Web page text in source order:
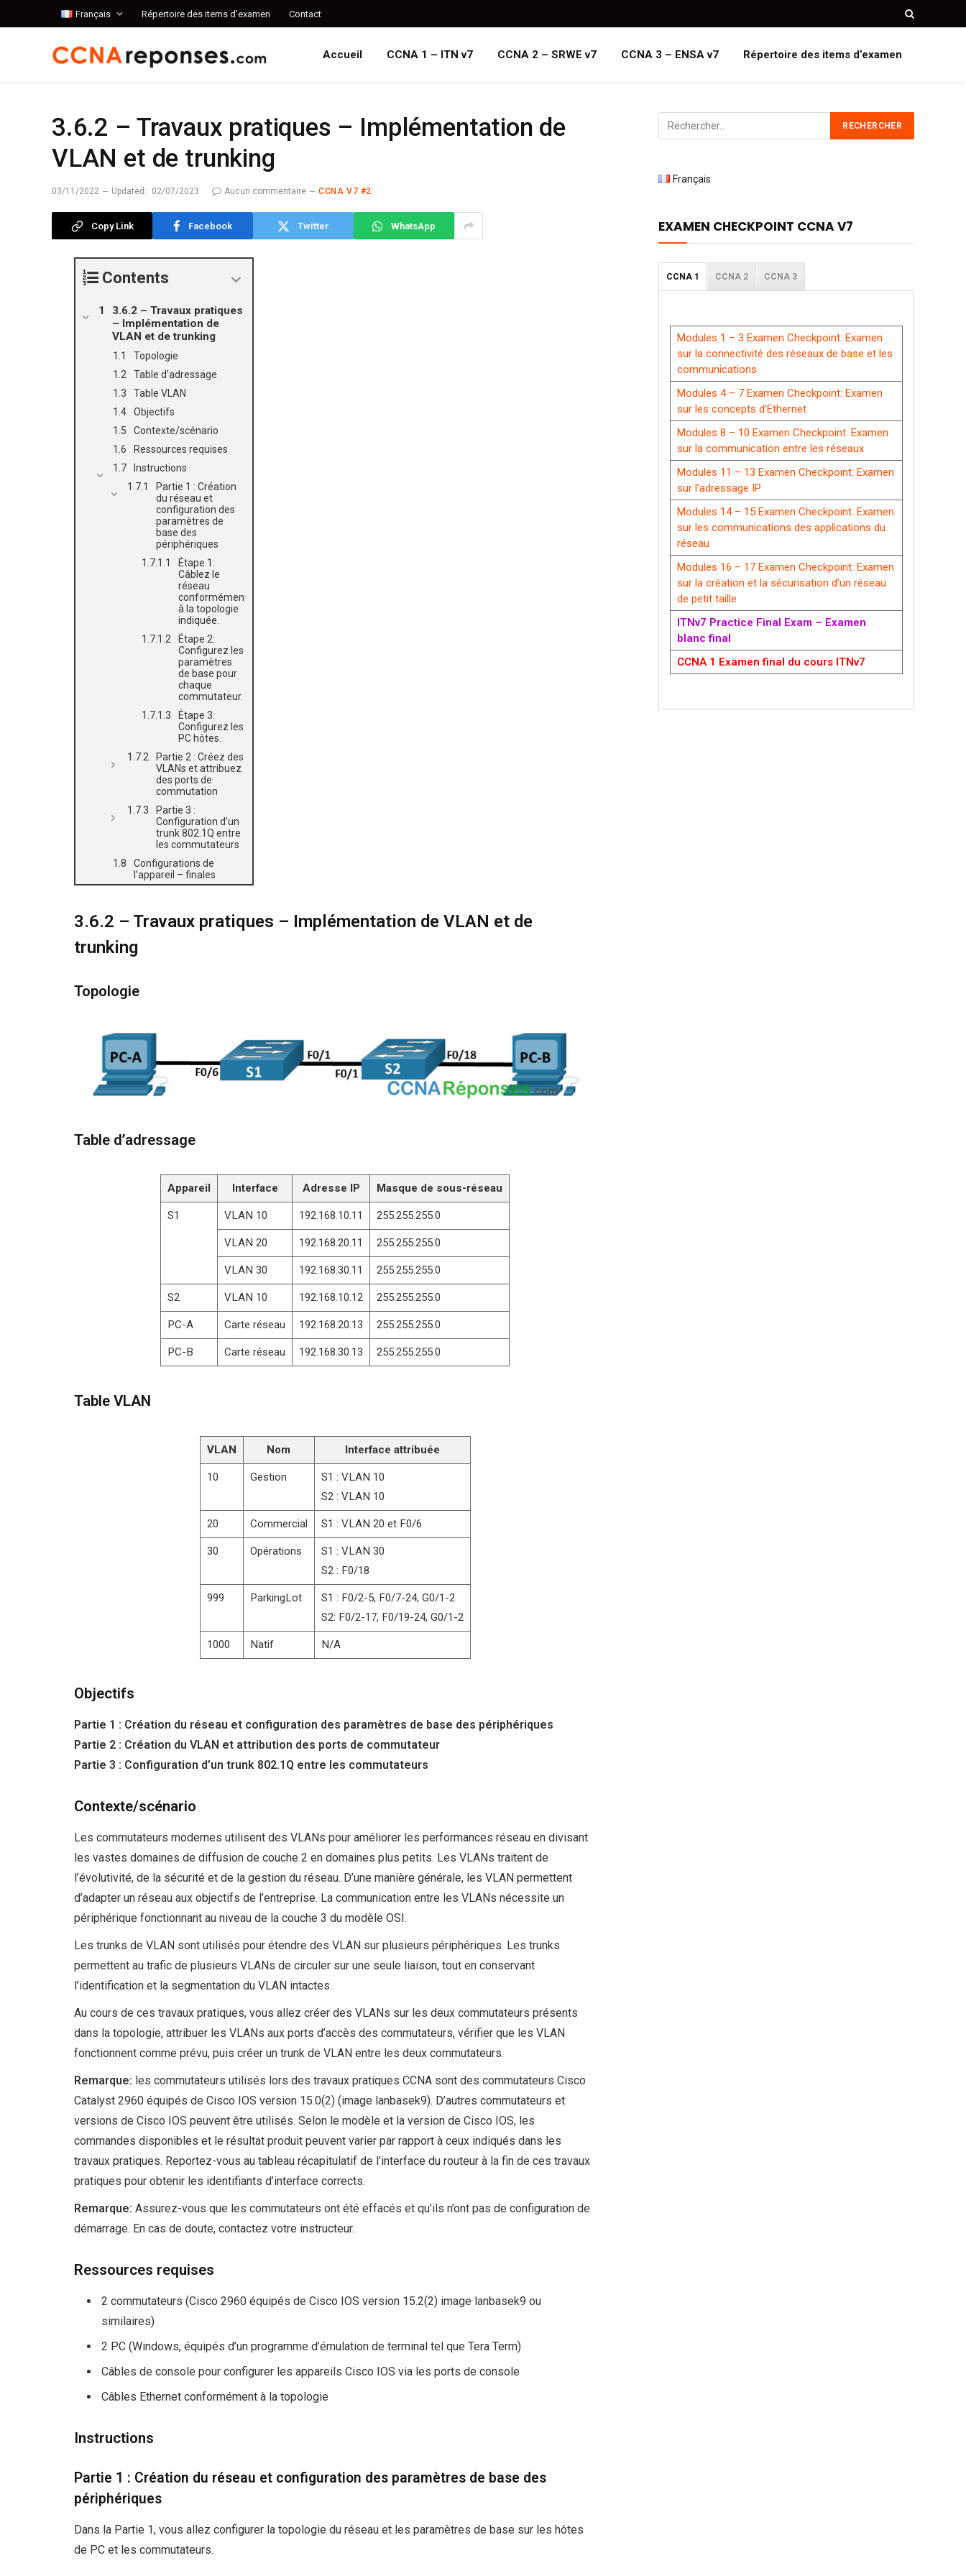
Français Répertoire des items d’examen Contact
Accueil CCNA 1 – ITN v7 CCNA 2 – SRWE v7 CCNA 3 – ENSA v7 Répertoire des items d’examen
3.6.2 – Travaux pratiques – Implémentation de
VLAN et de trunking
03/11/2022 Updated: 02/07/2023 Aucun commentaire CCNA V7 #2
Copy Link Facebook Twitter WhatsApp
Contents
3.6.2 – Travaux pratiques
– Implémentation de
VLAN et de trunking
Topologie
Table d’adressage
Table VLAN
Objectifs
Contexte/scénario
Ressources requises
Instructions
Partie 1 : Création
du réseau et
configuration des
paramètres de
base des
périphériques
Étape 1:
Câblez le
réseau
conformément
à la topologie
indiquée.
Étape 2:
Configurez les
paramètres
de base pour
chaque
commutateur.
Étape 3:
Configurez les
PC hôtes.
Partie 2 : Créez des
VLANs et attribuez
des ports de
commutation
Partie 3 :
Configuration d’un
trunk 802.1Q entre
les commutateurs
Configurations de
l’appareil – finales
3.6.2 – Travaux pratiques – Implémentation de VLAN et de
trunking
Topologie
Table d’adressage
Appareil Interface Adresse IP Masque de sous-réseau
S1 VLAN 10 192.168.10.11 255.255.255.0
VLAN 20 192.168.20.11 255.255.255.0
VLAN 30 192.168.30.11 255.255.255.0
S2 VLAN 10 192.168.10.12 255.255.255.0
PC-A Carte réseau 192.168.20.13 255.255.255.0
PC-B Carte réseau 192.168.30.13 255.255.255.0
Table VLAN
VLAN Nom Interface attribuée
10 Gestion
S1 : VLAN 10
S2 : VLAN 10
20 Commercial S1 : VLAN 20 et F0/6
30 Opérations
S1 : VLAN 30
S2 : F0/18
999 ParkingLot
S1 : F0/2-5, F0/7-24, G0/1-2
S2: F0/2-17, F0/19-24, G0/1-2
1000 Natif N/A
Objectifs
Partie 1 : Création du réseau et configuration des paramètres de base des périphériques
Partie 2 : Création du VLAN et attribution des ports de commutateur
Partie 3 : Configuration d’un trunk 802.1Q entre les commutateurs
Contexte/scénario
Les commutateurs modernes utilisent des VLANs pour améliorer les performances réseau en divisant
les vastes domaines de diffusion de couche 2 en domaines plus petits. Les VLANs traitent de
l’évolutivité, de la sécurité et de la gestion du réseau. D’une manière générale, les VLAN permettent
d’adapter un réseau aux objectifs de l’entreprise. La communication entre les VLANs nécessite un
périphérique fonctionnant au niveau de la couche 3 du modèle OSI.
Les trunks de VLAN sont utilisés pour étendre des VLAN sur plusieurs périphériques. Les trunks
permettent au trafic de plusieurs VLANs de circuler sur une seule liaison, tout en conservant
l’identification et la segmentation du VLAN intactes.
Au cours de ces travaux pratiques, vous allez créer des VLANs sur les deux commutateurs présents
dans la topologie, attribuer les VLANs aux ports d’accès des commutateurs, vérifier que les VLAN
fonctionnent comme prévu, puis créer un trunk de VLAN entre les deux commutateurs.
Remarque: les commutateurs utilisés lors des travaux pratiques CCNA sont des commutateurs Cisco
Catalyst 2960 équipés de Cisco IOS version 15.0(2) (image lanbasek9). D’autres commutateurs et
versions de Cisco IOS peuvent être utilisés. Selon le modèle et la version de Cisco IOS, les
commandes disponibles et le résultat produit peuvent varier par rapport à ceux indiqués dans les
travaux pratiques. Reportez-vous au tableau récapitulatif de l’interface du routeur à la fin de ces travaux
pratiques pour obtenir les identifiants d’interface corrects.
Remarque: Assurez-vous que les commutateurs ont été effacés et qu’ils n’ont pas de configuration de
démarrage. En cas de doute, contactez votre instructeur.
Ressources requises
2 commutateurs (Cisco 2960 équipés de Cisco IOS version 15.2(2) image lanbasek9 ou
similaires)
2 PC (Windows, équipés d’un programme d’émulation de terminal tel que Tera Term)
Câbles de console pour configurer les appareils Cisco IOS via les ports de console
Câbles Ethernet conformément à la topologie
Instructions
Partie 1 : Création du réseau et configuration des paramètres de base des
périphériques
Dans la Partie 1, vous allez configurer la topologie du réseau et les paramètres de base sur les hôtes
de PC et les commutateurs.
Français
EXAMEN CHECKPOINT CCNA V7
CCNA 1 CCNA 2 CCNA 3
Modules 1 – 3 Examen Checkpoint: Examen
sur la connectivité des réseaux de base et les
communications
Modules 4 – 7 Examen Checkpoint: Examen
sur les concepts d’Ethernet
Modules 8 – 10 Examen Checkpoint: Examen
sur la communication entre les réseaux
Modules 11 – 13 Examen Checkpoint: Examen
sur l’adressage IP
Modules 14 – 15 Examen Checkpoint: Examen
sur les communications des applications du
réseau
Modules 16 – 17 Examen Checkpoint: Examen
sur la création et la sécurisation d’un réseau
de petit taille
ITNv7 Practice Final Exam – Examen
blanc final
CCNA 1 Examen final du cours ITNv7